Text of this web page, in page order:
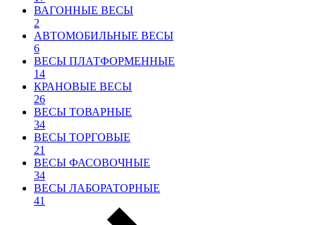
ВАГОННЫЕ ВЕСЫ
2
АВТОМОБИЛЬНЫЕ ВЕСЫ
6
ВЕСЫ ПЛАТФОРМЕННЫЕ
14
КРАНОВЫЕ ВЕСЫ
26
ВЕСЫ ТОВАРНЫЕ
34
ВЕСЫ ТОРГОВЫЕ
21
ВЕСЫ ФАСОВОЧНЫЕ
34
ВЕСЫ ЛАБОРАТОРНЫЕ
41